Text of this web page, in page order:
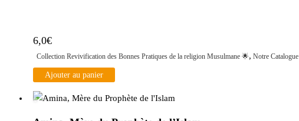
6,0€
Collection Revivification des Bonnes Pratiques de la religion Musulmane ​🌟​, Notre Catalogue
Ajouter au panier